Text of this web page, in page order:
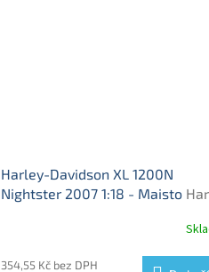
Harley-Davidson XL 1200N
Nightster 2007 1:18 - Maisto
354,55 Kč bez DPH